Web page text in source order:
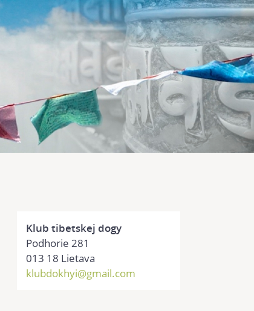
Klub tibetskej dogy
Podhorie 281
013 18 Lietava
klubdokhyi@gmail.com